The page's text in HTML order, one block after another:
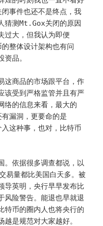
事件也还不是终点，我
猜测Mt.Gox关闭的原因
过大，但我认为即便
整体设计架构也有问
品。
这商品的市场跟平台，作
该受到严格监管并且有严
络的信息来看，最大的
漏洞，更要命的是
这种事，也对，比特币
。依据很多调查都说，以
易量都比美国白天多。被
导英明，央行早早发布比
风险警告。能退也早就退
特币的圈内人也将央行的
是规范对大家越好。